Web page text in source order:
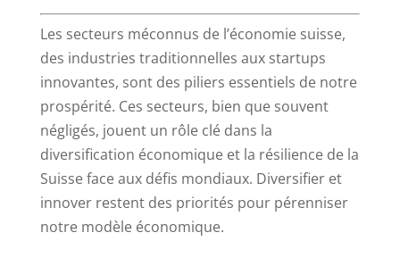
Les secteurs méconnus de l’économie suisse,
des industries traditionnelles aux startups
innovantes, sont des piliers essentiels de notre
prospérité. Ces secteurs, bien que souvent
négligés, jouent un rôle clé dans la
diversification économique et la résilience de la
Suisse face aux défis mondiaux. Diversifier et
innover restent des priorités pour pérenniser
notre modèle économique.